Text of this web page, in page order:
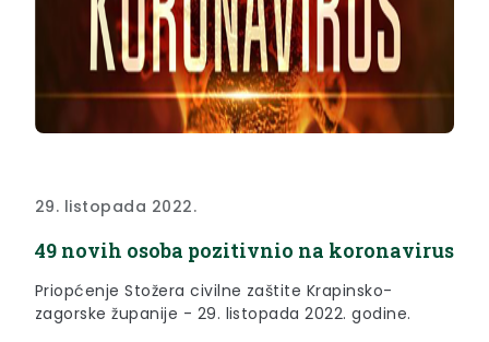
29. listopada 2022.
49 novih osoba pozitivnio na koronavirus
Priopćenje Stožera civilne zaštite Krapinsko-
zagorske županije - 29. listopada 2022. godine.